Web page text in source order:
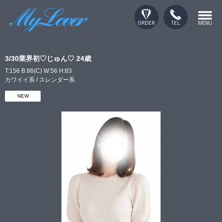
3/30業界初♡じゅん♡ 24歳
T:156 B:86(C) W:56 H:83
カワイイ系 / スレンダー系
NEW